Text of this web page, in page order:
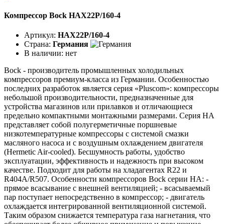
Компрессор Bock HAX22P/160-4
Артикул: HAX22P/160-4
Страна: Германия
В наличии: нет
Bock - производитель промышленных холодильных
компрессоров премиум-класса из Германии. Особенностью
последних разработок является серия «Pluscom»: компрессоры
небольшой производительности, предназначенные для
устройства магазинов или прилавков и отличающиеся
предельно компактными монтажными размерами. Серия HA
представляет собой полугерметичные поршневые
низкотемпературные компрессоры с системой смазки
масляного насоса и с воздушным охлаждением двигателя
(Hermetic Air-cooled). Бесшумность работы, удобство
эксплуатации, эффективность и надежность при высоком
качестве. Подходит для работы на хладагентах R22 и
R404A/R507. Особенности компрессоров Bock серии НА: -
прямое всасывание с внешней вентиляцией; - всасываемый
пар поступает непосредственно в компрессор; - двигатель
охлаждается интегрированной вентиляционной системой.
Таким образом снижается температура газа нагнетания, что